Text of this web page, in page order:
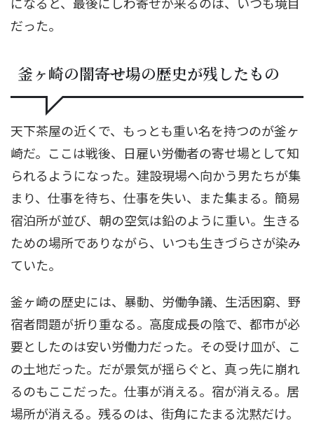
だった。
釜ヶ崎の闇――寄せ場の歴史が残したもの
天下茶屋の近くで、もっとも重い名を持つのが釜ヶ
崎だ。ここは戦後、日雇い労働者の寄せ場として知
られるようになった。建設現場へ向かう男たちが集
まり、仕事を待ち、仕事を失い、また集まる。簡易
宿泊所が並び、朝の空気は鉛のように重い。生きる
ための場所でありながら、いつも生きづらさが染み
ていた。
釜ヶ崎の歴史には、暴動、労働争議、生活困窮、野
宿者問題が折り重なる。高度成長の陰で、都市が必
要としたのは安い労働力だった。その受け皿が、こ
の土地だった。だが景気が揺らぐと、真っ先に崩れ
るのもここだった。仕事が消える。宿が消える。居
場所が消える。残るのは、街角にたまる沈黙だけ。